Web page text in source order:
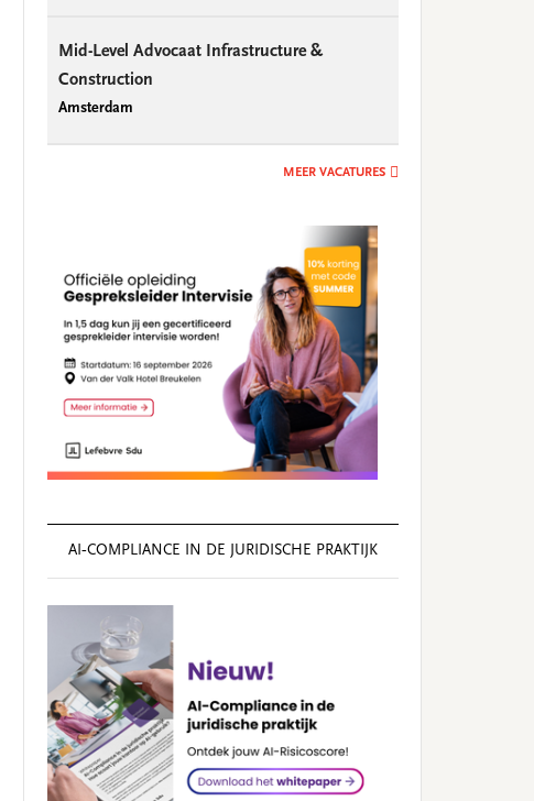
Mid-Level Advocaat Infrastructure &
Construction
Amsterdam
MEER VACATURES
AI‑COMPLIANCE IN DE JURIDISCHE PRAKTIJK